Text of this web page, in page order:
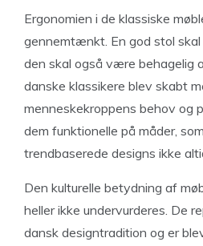
Ergonomien i de klassiske
gennemtænkt. En god stol
den skal også være behagelig
danske klassikere blev skabt
menneskekroppens behov og
dem funktionelle på måder,
trendbaserede designs ikke
Den kulturelle betydning af
heller ikke undervurderes. De
dansk designtradition og er